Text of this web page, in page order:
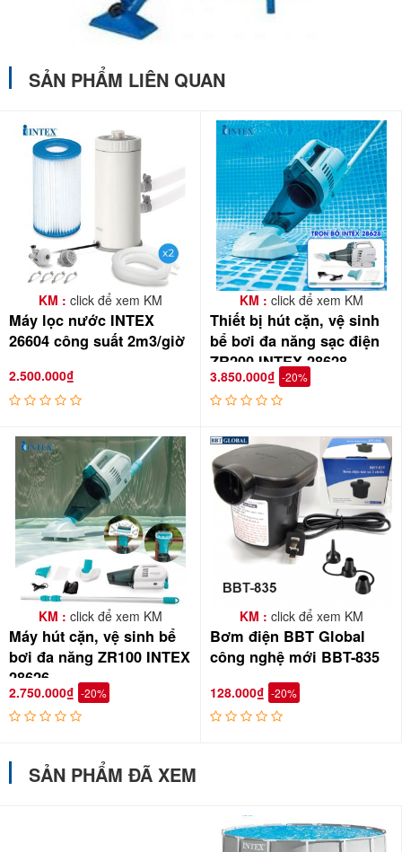
SẢN PHẨM LIÊN QUAN
KM : click để xem KM
Máy lọc nước INTEX
26604 công suất 2m3/giờ
2.500.000₫
KM : click để xem KM
Thiết bị hút cặn, vệ sinh
bể bơi đa năng sạc điện
ZR200 INTEX 28628
3.850.000₫ -20%
KM : click để xem KM
Máy hút cặn, vệ sinh bể
bơi đa năng ZR100 INTEX
28626
2.750.000₫ -20%
KM : click để xem KM
Bơm điện BBT Global
công nghệ mới BBT-835
128.000₫ -20%
SẢN PHẨM ĐÃ XEM